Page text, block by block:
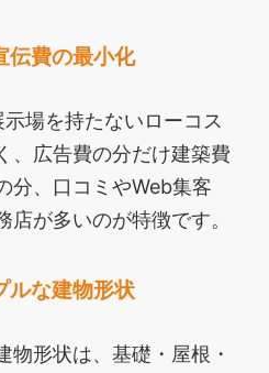
伝費の最小化
場を持たないローコス
、広告費の分だけ建築費
分、口コミやWeb集客
が多いのが特徴です。
ルな建物形状
物形状は、基礎・屋根・